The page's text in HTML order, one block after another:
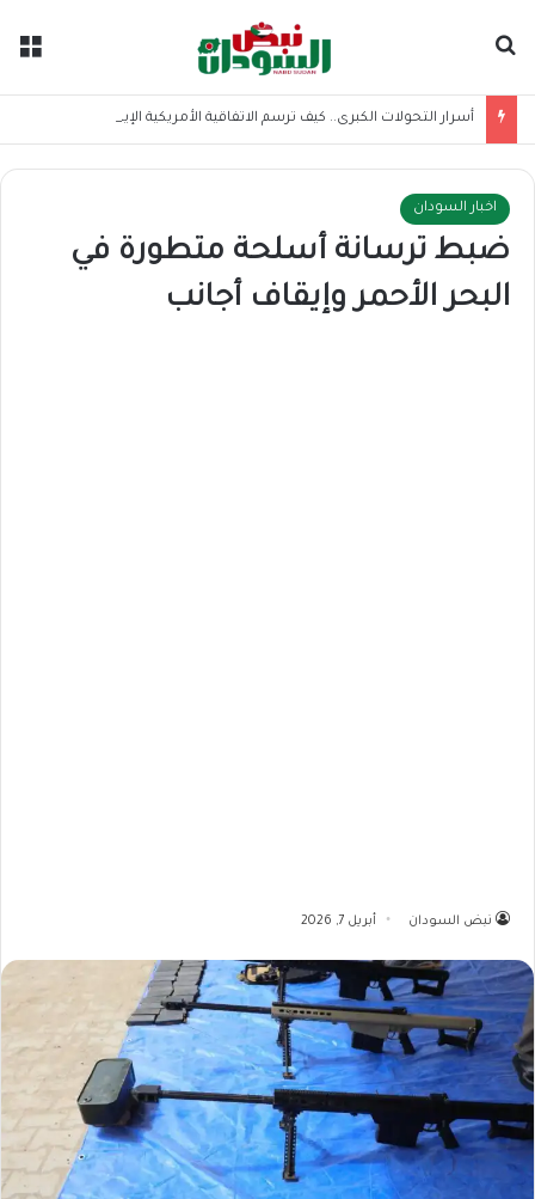
اخبار السودان
ضبط ترسانة أسلحة متطورة في
البحر الأحمر وإيقاف أجانب
نبض السودان أبريل 7, 2026